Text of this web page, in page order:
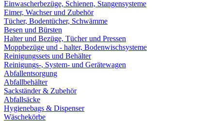
Einwascherbezüge, Schienen, Stangensysteme
Eimer, Wachser und Zubehör
Tücher, Bodentücher, Schwämme
Besen und Bürsten
Halter und Bezüge, Tücher und Pressen
Moppbezüge und - halter, Bodenwischsysteme
Reinigungssets und Behälter
Reinigungs-, System- und Gerätewagen
Abfallentsorgung
Abfallbehälter
Sackständer & Zubehör
Abfallsäcke
Hygienebags & Dispenser
Wäschekörbe